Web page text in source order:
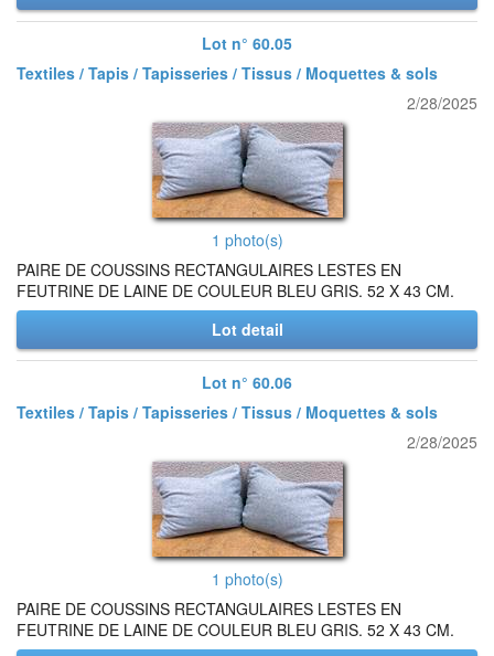
Lot n° 60.05
Textiles / Tapis / Tapisseries / Tissus / Moquettes & sols
2/28/2025
1 photo(s)
PAIRE DE COUSSINS RECTANGULAIRES LESTES EN
FEUTRINE DE LAINE DE COULEUR BLEU GRIS. 52 X 43 CM.
Lot detail
Lot n° 60.06
Textiles / Tapis / Tapisseries / Tissus / Moquettes & sols
2/28/2025
1 photo(s)
PAIRE DE COUSSINS RECTANGULAIRES LESTES EN
FEUTRINE DE LAINE DE COULEUR BLEU GRIS. 52 X 43 CM.